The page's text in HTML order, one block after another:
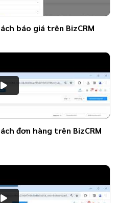
báo giá trên BizCRM
đơn hàng trên BizCRM